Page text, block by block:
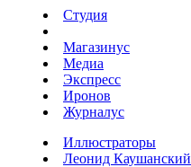
Студия
Магазинус
Медиа
Экспресс
Иронов
Журналус
Иллюстраторы
Леонид Каушанский